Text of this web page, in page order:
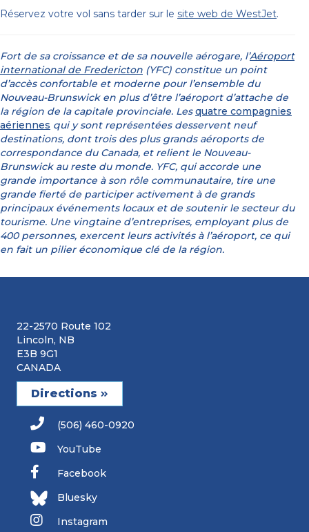
Réservez votre vol sans tarder sur le site web de WestJet.
Fort de sa croissance et de sa nouvelle aérogare, l’Aéroport
international de Fredericton (YFC) constitue un point
d’accès confortable et moderne pour l’ensemble du
Nouveau-Brunswick en plus d’être l’aéroport d’attache de
la région de la capitale provinciale. Lesquatre compagnies
aériennes qui y sont représentées desservent neuf
destinations, dont trois des plus grands aéroports de
correspondance du Canada, et relient le Nouveau-
Brunswick au reste du monde. YFC, qui accorde une
grande importance à son rôle communautaire, tire une
grande fierté de participer activement à de grands
principaux événements locaux et de soutenir le secteur du
tourisme. Une vingtaine d’entreprises, employant plus de
400 personnes, exercent leurs activités à l’aéroport, ce qui
en fait un pilier économique clé de la région.
22-2570 Route 102
Lincoln, NB
E3B 9G1
CANADA
Directions
(506) 460-0920
YouTube
Facebook
Bluesky
Instagram